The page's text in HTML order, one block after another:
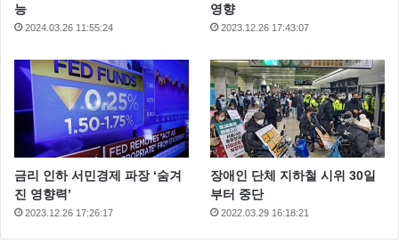
능
2024.03.26 11:55:24
영향
2023.12.26 17:43:07
금리 인하 서민경제 파장 ‘숨겨
진 영향력’
2023.12.26 17:26:17
장애인 단체 지하철 시위 30일
부터 중단
2022.03.29 16:18:21